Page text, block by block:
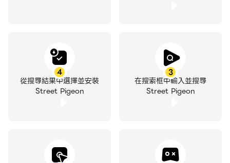
3
在搜索框中輸入並搜尋
Street Pigeon
4
從搜尋結果中選擇並安裝
Street Pigeon